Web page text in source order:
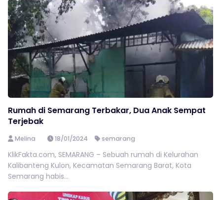
Rumah di Semarang Terbakar, Dua Anak Sempat
Terjebak
Melina 18/01/2024 semarang
KlikFakta.com, SEMARANG – Sebuah rumah di Kelurahan
Kalibanteng Kulon, Kecamatan Semarang Barat, Kota
Semarang habis...